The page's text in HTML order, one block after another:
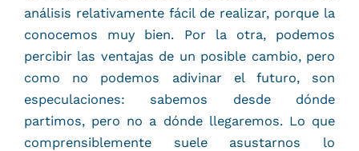
análisis relativamente fácil de realizar, porque la
conocemos muy bien. Por la otra, podemos
percibir las ventajas de un posible cambio, pero
como no podemos adivinar el futuro, son
especulaciones: sabemos desde dónde
partimos, pero no a dónde llegaremos. Lo que
comprensiblemente suele asustarnos lo